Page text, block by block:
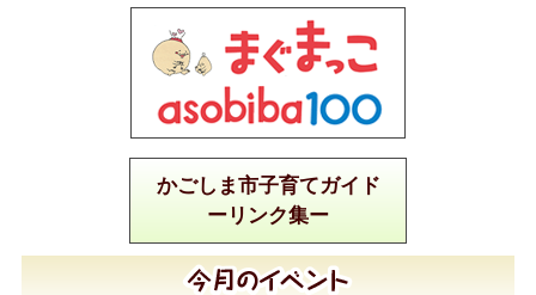
かごしま市子育てガイド
ーリンク集ー